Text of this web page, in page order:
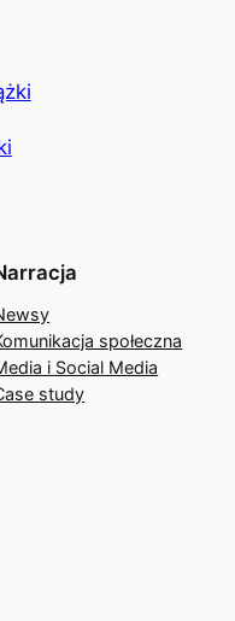
społeczna
i Social Media
study